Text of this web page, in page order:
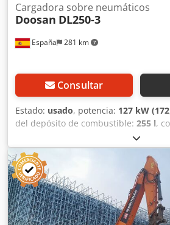
España 281 km
Cargadora sobre neumáticos
Doosan DL250-3
Consultar
Estado: usado, potencia: 127 kW
del depósito de combustible: 255 l,
, Año de
de funcionamiento:6.540 h, Peso en
Csdpfx Ajy Takienisrf Dimensiones
328 cm Tipo de motor: Doosan Doosan
Ubicación: El Burgo de Ebro
DOOSAN DL250-3 es una máquina
movimiento de tierras o carga de